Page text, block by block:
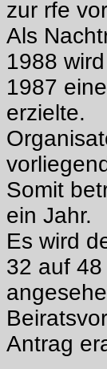
zur rfe
Als
1988
1987
erzielte.
Somit
ein Jahr.
Es wird
32 auf
Antrag